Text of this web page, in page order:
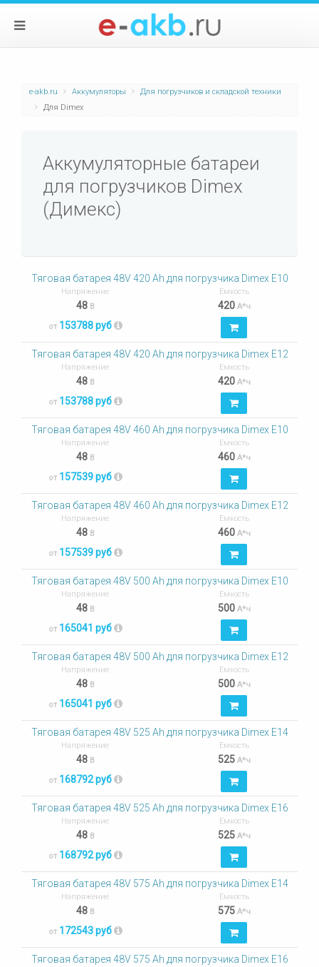
e-akb.ru Аккумуляторы
Для погрузчиков и складской техники
Для Dimex
Аккумуляторные батареи
для погрузчиков Dimex
(Димекс)
Тяговая батарея 48V 420 Ah для погрузчика Dimex E10
Напряжение
48В
Емкость
420А*ч
от153788 руб
Тяговая батарея 48V 420 Ah для погрузчика Dimex E12
Напряжение
48В
Емкость
420А*ч
от153788 руб
Тяговая батарея 48V 460 Ah для погрузчика Dimex E10
Напряжение
48В
Емкость
460А*ч
от157539 руб
Тяговая батарея 48V 460 Ah для погрузчика Dimex E12
Напряжение
48В
Емкость
460А*ч
от157539 руб
Тяговая батарея 48V 500 Ah для погрузчика Dimex E10
Напряжение
48В
Емкость
500А*ч
от165041 руб
Тяговая батарея 48V 500 Ah для погрузчика Dimex E12
Напряжение
48В
Емкость
500А*ч
от165041 руб
Тяговая батарея 48V 525 Ah для погрузчика Dimex E14
Напряжение
48В
Емкость
525А*ч
от168792 руб
Тяговая батарея 48V 525 Ah для погрузчика Dimex E16
Напряжение
48В
Емкость
525А*ч
от168792 руб
Тяговая батарея 48V 575 Ah для погрузчика Dimex E14
Напряжение
48В
Емкость
575А*ч
от172543 руб
Тяговая батарея 48V 575 Ah для погрузчика Dimex E16